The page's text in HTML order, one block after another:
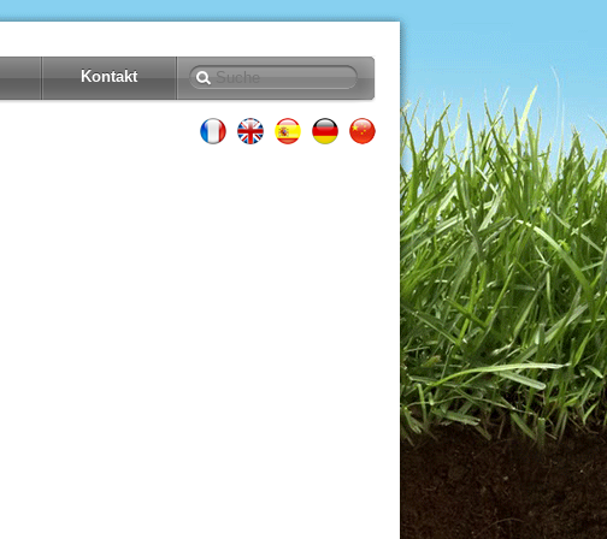
Kontakt